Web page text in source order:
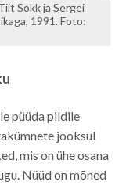
Sokk ja Sergei
1991. Foto:
püüda pildile
jooksul
mis on ühe osana
Nüüd on mõned